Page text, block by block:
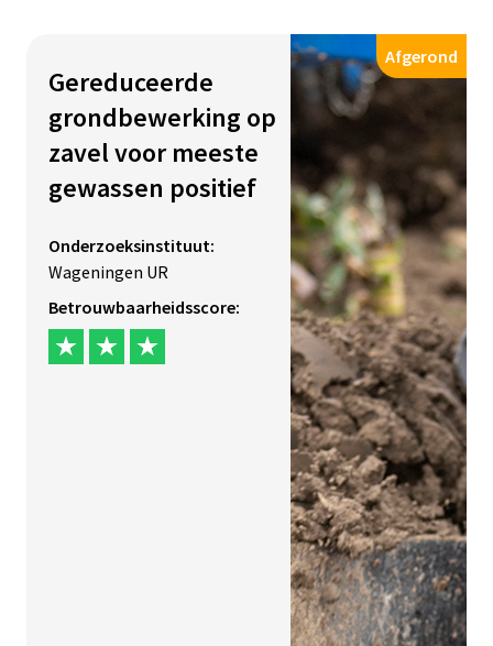
Gereduceerde
grondbewerking op
zavel voor meeste
gewassen positief
Onderzoeksinstituut:
Wageningen UR
Betrouwbaarheidsscore:
Afgerond